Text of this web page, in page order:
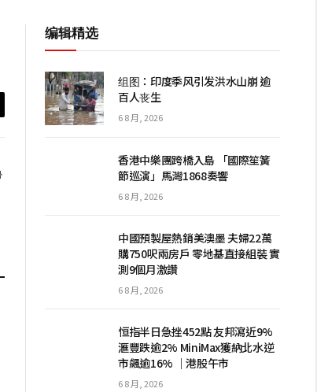
网
编辑精选
组图：印度季风引发洪水山崩 逾
百人丧生
6 8 月, 2026
香港中樂團跨橋入島 「國際笙簧
節巡演」馬灣1868奏響
6 8 月, 2026
中國預製屋熱銷美澳墨 夫婦22萬
購750呎兩房戶 零地基直接組裝 實
測9個月激讚
6 8 月, 2026
恒指半日急挫452點 友邦瀉近9%
滙豐跌逾2% MiniMax獲納北水逆
市飆逾16% ｜港股午市
6 8 月, 2026